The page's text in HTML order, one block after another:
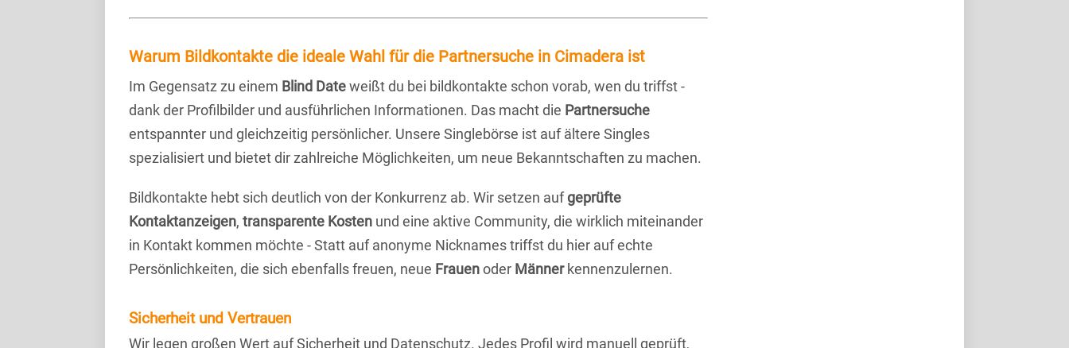
Warum Bildkontakte die ideale Wahl für die Partnersuche in Cimadera ist
Im Gegensatz zu einem Blind Dateweißt du bei bildkontakte schon vorab, wen du triffst -
dank der Profilbilder und ausführlichen Informationen. Das macht die Partnersuche
entspannter und gleichzeitig persönlicher. Unsere Singlebörse ist auf ältere Singles
spezialisiert und bietet dir zahlreiche Möglichkeiten, um neue Bekanntschaften zu machen.
Bildkontakte hebt sich deutlich von der Konkurrenz ab. Wir setzen aufgeprüfte
Kontaktanzeigen, transparente Kosten und eine aktive Community, die wirklich miteinander
in Kontakt kommen möchte - Statt auf anonyme Nicknames triffst du hier auf echte
Persönlichkeiten, die sich ebenfalls freuen, neue Frauenoder Männerkennenzulernen.
Sicherheit und Vertrauen
Wir legen großen Wert auf Sicherheit und Datenschutz. Jedes Profil wird manuell geprüft,